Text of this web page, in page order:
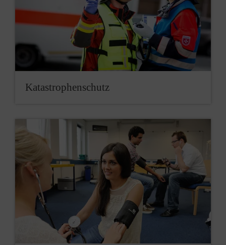
Katastrophenschutz